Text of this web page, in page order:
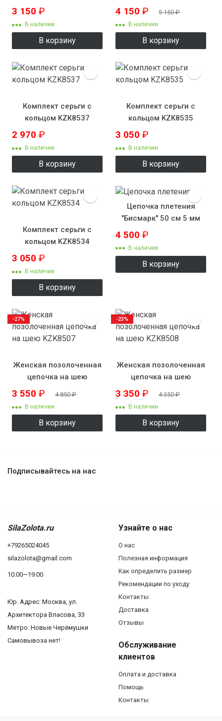
3 150 ₽
В наличии
В корзину
4 150 ₽ 5 150₽
В наличии
В корзину
Комплект серьги с
кольцом KZK8537
2 970 ₽
В наличии
В корзину
Комплект серьги с
кольцом KZK8535
3 050 ₽
В наличии
В корзину
Комплект серьги с
кольцом KZK8534
3 050 ₽
В наличии
В корзину
Цепочка плетения
"Бисмарк" 50 см 5 мм
4 500 ₽
В наличии
В корзину
Женская позолоченная
цепочка на шею
KZK8507
3 550 ₽ 4 850₽
В наличии
В корзину
-27%
Женская позолоченная
цепочка на шею
KZK8508
3 350 ₽ 4 350₽
В наличии
В корзину
-23%
Подписывайтесь на нас
SilaZolota.ru
+79265024045
silazolota@gmail.com
10:00—19:00
Юр. Адреc: Москва, ул.
Архитектора Власова, 33
Метро: Новые Черёмушки
Самовывоза нет!
Узнайте о нас
О нас
Полезная информация
Как определить размер
Рекомендации по уходу
Контакты
Доставка
Отзывы
Обслуживание
клиентов
Оплата и доставка
Помощь
Контакты